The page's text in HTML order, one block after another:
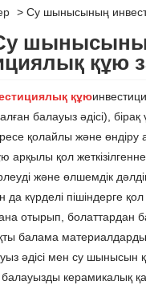
> Су шынысының
құю
құю
балауыз әдісі), бірақ
қолайлы және өндіру
арқылы қол
және өлшемдік
да күрделі пішіндерге қол
отырып, болаттардан
балама материалдарды
әдісі мен су шынысын
керамикалық